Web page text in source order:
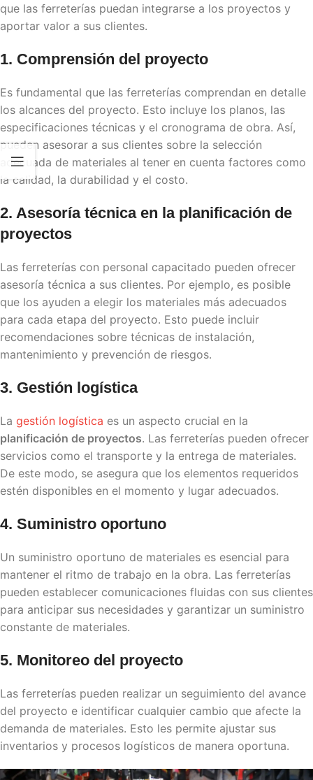
que las ferreterías puedan integrarse a los proyectos y
aportar valor a sus clientes.
1. Comprensión del proyecto
Es fundamental que las ferreterías comprendan en detalle
los alcances del proyecto. Esto incluye los planos, las
especificaciones técnicas y el cronograma de obra. Así,
pueden asesorar a sus clientes sobre la selección
adecuada de materiales al tener en cuenta factores como
la calidad, la durabilidad y el costo.
2. Asesoría técnica en la planificación de
proyectos
Las ferreterías con personal capacitado pueden ofrecer
asesoría técnica a sus clientes. Por ejemplo, es posible
que los ayuden a elegir los materiales más adecuados
para cada etapa del proyecto. Esto puede incluir
recomendaciones sobre técnicas de instalación,
mantenimiento y prevención de riesgos.
3. Gestión logística
La gestión logística es un aspecto crucial en la
planificación de proyectos. Las ferreterías pueden ofrecer
servicios como el transporte y la entrega de materiales.
De este modo, se asegura que los elementos requeridos
estén disponibles en el momento y lugar adecuados.
4. Suministro oportuno
Un suministro oportuno de materiales es esencial para
mantener el ritmo de trabajo en la obra. Las ferreterías
pueden establecer comunicaciones fluidas con sus clientes
para anticipar sus necesidades y garantizar un suministro
constante de materiales.
5. Monitoreo del proyecto
Las ferreterías pueden realizar un seguimiento del avance
del proyecto e identificar cualquier cambio que afecte la
demanda de materiales. Esto les permite ajustar sus
inventarios y procesos logísticos de manera oportuna.